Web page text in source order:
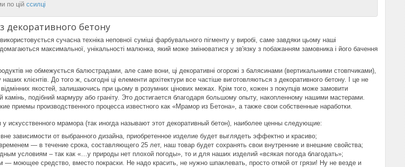
по цій ссилці
декоративного бетону
сучасна техніка неповної суміші фарбувального пігменту у виробі, саме завдяки цьому наші
домагаються максимальної, унікальності малюнка, який може змінюватися у зв'язку з побажанням замовника і його бачення
не обмежується балюстрадами, але саме вони, ці декоративні огорожі з балясинами (вертикальними стовпчиками),
клієнтів. До того ж, сьогодні ці елементи архітектури все частіше виготовляються з декоративного бетону. І це не
відмінних якостей, залишаючись при цьому в розумних цінових межах. Крім того, кожен з покупців може замовити
камінь, подібний мармуру або граніту. Это достигается благодаря большому опыту, накопленному нашими мастерами.
приемы производственного процесса известного как «Мрамор из Бетона», а также свои собственные наработки.
мрамора (так иногда называют этот декоративный бетон), наиболее ценны следующие:
зависимости от выбранного дизайна, приобретенное изделие будет выглядеть эффектно и красиво;
— в течение срока, составляющего 25 лет, наш товар будет сохранять свои внутренние и внешние свойства;
условиям – так как «…у природы нет плохой погоды», то и для наших изделий «всякая погода благодать»;
— моющее средство, вместо покраски. Не надо красить, не нужно шпаклевать, просто отмой от грязи! Ну не везде и